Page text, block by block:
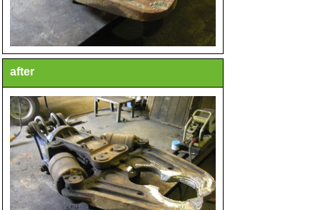
after